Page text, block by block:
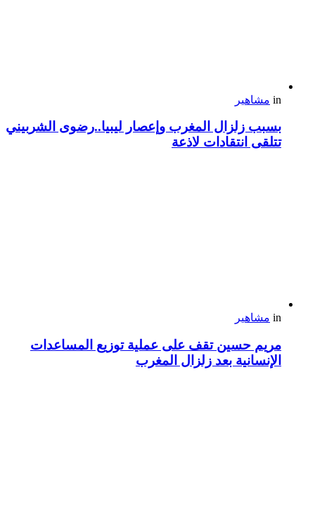
in مشاهير
بسبب زلزال المغرب وإعصار ليبيا..رضوى الشربيني
تتلقى انتقادات لاذعة
in مشاهير
مريم حسين تقف على عملية توزيع المساعدات
الإنسانية بعد زلزال المغرب